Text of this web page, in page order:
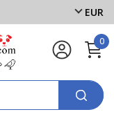
EUR
0